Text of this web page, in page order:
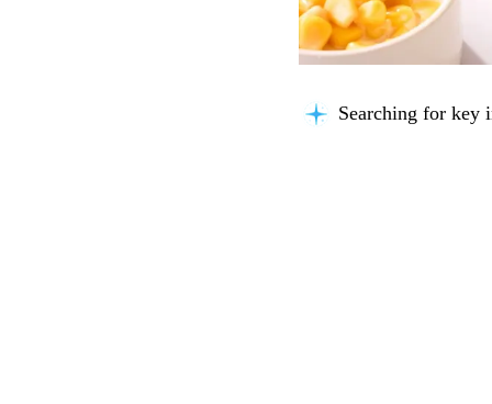
Searching for key